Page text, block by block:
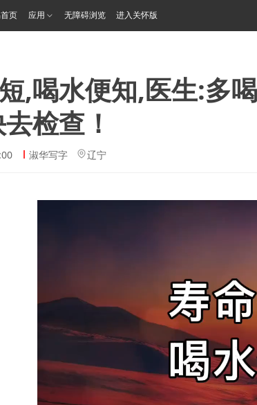
页 应用 无障碍浏览 进入关怀版
,喝水便知,医生:多
检查！
淑华写字 辽宁